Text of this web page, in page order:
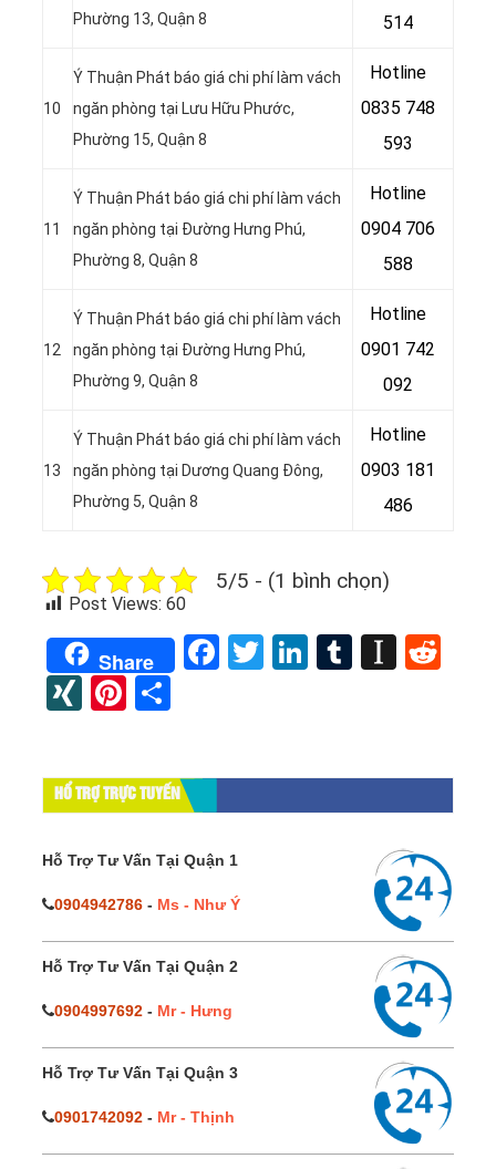
Phường 13, Quận 8
514
10
Ý Thuận Phát báo giá chi phí làm vách
ngăn phòng tại Lưu Hữu Phước,
Phường 15, Quận 8
Hotline
0835 748
593
11
Ý Thuận Phát báo giá chi phí làm vách
ngăn phòng tại Đường Hưng Phú,
Phường 8, Quận 8
Hotline
0904 706
588
12
Ý Thuận Phát báo giá chi phí làm vách
ngăn phòng tại Đường Hưng Phú,
Phường 9, Quận 8
Hotline
0901 742
092
13
Ý Thuận Phát báo giá chi phí làm vách
ngăn phòng tại Dương Quang Đông,
Phường 5, Quận 8
Hotline
0903 181
486
5/5 - (1 bình chọn)
Post Views: 60
Share Facebook
TwitterLinkedIn
Tumblr
XINGPinterest
HỔ TRỢ TRỰC TUYẾN
Hỗ Trợ Tư Vấn Tại Quận 1
0904942786 - Ms - Như Ý
Hỗ Trợ Tư Vấn Tại Quận 2
0904997692 - Mr - Hưng
Hỗ Trợ Tư Vấn Tại Quận 3
0901742092 - Mr - Thịnh